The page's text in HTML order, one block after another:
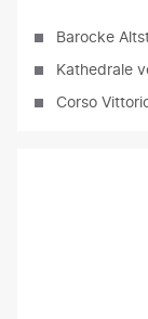
Barocke
Kathedrale
Corso